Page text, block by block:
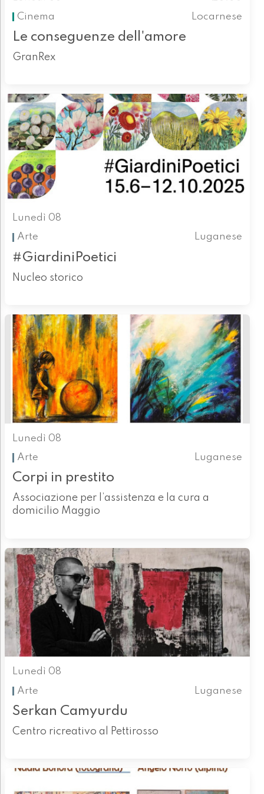
Cinema
Locarnese
Le conseguenze dell'amore
GranRex
Lunedì 08
Arte
Luganese
#GiardiniPoetici
Nucleo storico
Lunedì 08
Arte
Luganese
Corpi in prestito
Associazione per l’assistenza e la cura a
domicilio Maggio
Lunedì 08
Arte
Luganese
Serkan Camyurdu
Centro ricreativo al Pettirosso